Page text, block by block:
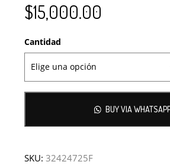
$15,000.00
Cantidad
BUY VIA
SKU:32424725F